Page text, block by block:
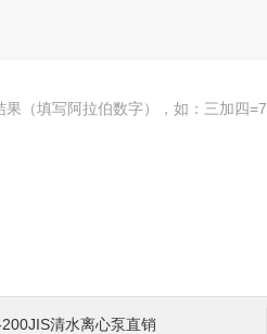
果（填写阿拉伯数字），如：三加四=7
清水离心泵直销